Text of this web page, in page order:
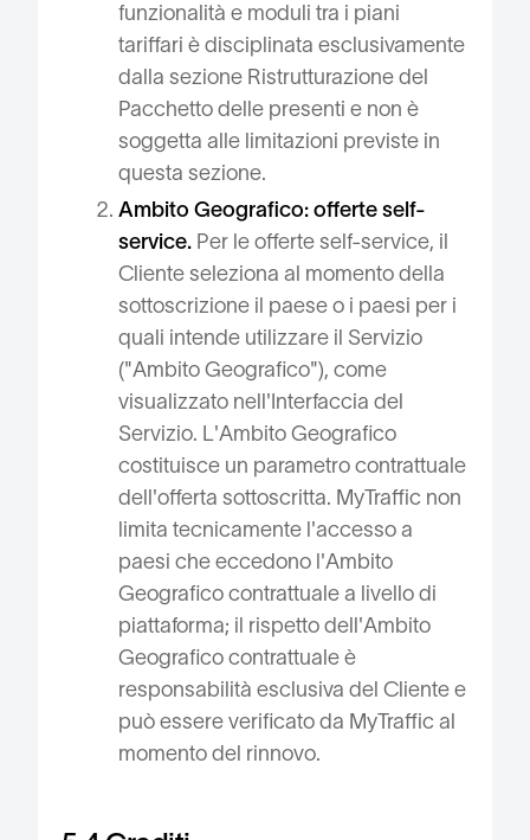
funzionalità e moduli tra i piani
tariffari è disciplinata esclusivamente
dalla sezione Ristrutturazione del
Pacchetto delle presenti e non è
soggetta alle limitazioni previste in
questa sezione.
Ambito Geografico: offerte self-
service. Per le offerte self-service, il
Cliente seleziona al momento della
sottoscrizione il paese o i paesi per i
quali intende utilizzare il Servizio
("Ambito Geografico"), come
visualizzato nell'Interfaccia del
Servizio. L'Ambito Geografico
costituisce un parametro contrattuale
dell'offerta sottoscritta. MyTraffic non
limita tecnicamente l'accesso a
paesi che eccedono l'Ambito
Geografico contrattuale a livello di
piattaforma; il rispetto dell'Ambito
Geografico contrattuale è
responsabilità esclusiva del Cliente e
può essere verificato da MyTraffic al
momento del rinnovo.